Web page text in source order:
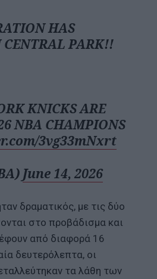
HAS
CENTRAL PARK!!
KNICKS ARE
NBA CHAMPIONS
3vg33mNxrt
June 14, 2026
δραματικός, με τις δύο
στο προβάδισμα και
από διαφορά 16
δευτερόλεπτα, οι
τα λάθη των